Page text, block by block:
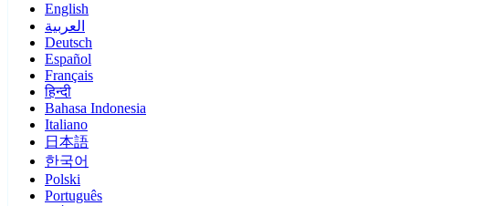
English
العربية
Deutsch
Español
Français
हिन्दी
Bahasa Indonesia
Italiano
日本語
한국어
Polski
Português